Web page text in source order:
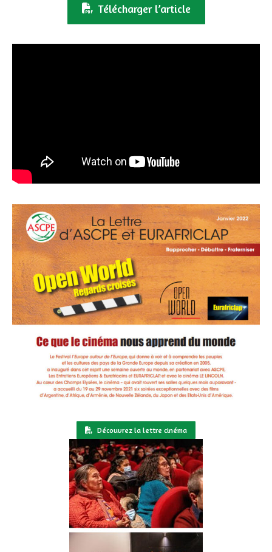
Télécharger l’article
Découvrez la lettre cinéma